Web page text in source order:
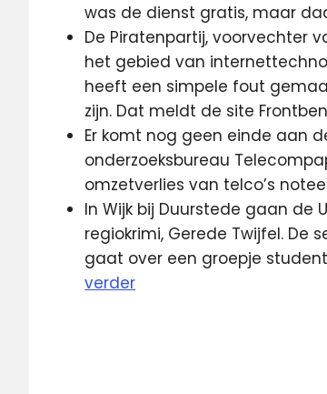
was de dienst gratis, maar
De Piratenpartij, voorvechter
het gebied van
heeft een simpele fout
zijn. Dat meldt de site
Er komt nog geen einde aan
onderzoeksbureau
omzetverlies van telco’s
In Wijk bij Duurstede gaan de
regiokrimi, Gerede Twijfel.
gaat over een groepje
verder